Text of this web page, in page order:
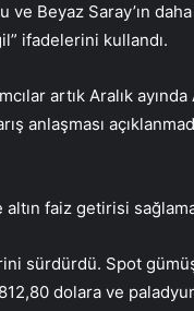
Beyaz Saray’ın
ifadelerini kullandı.
artık Aralık ayında
anlaşması
faiz getirisi
sürdürdü. Spot
dolara ve